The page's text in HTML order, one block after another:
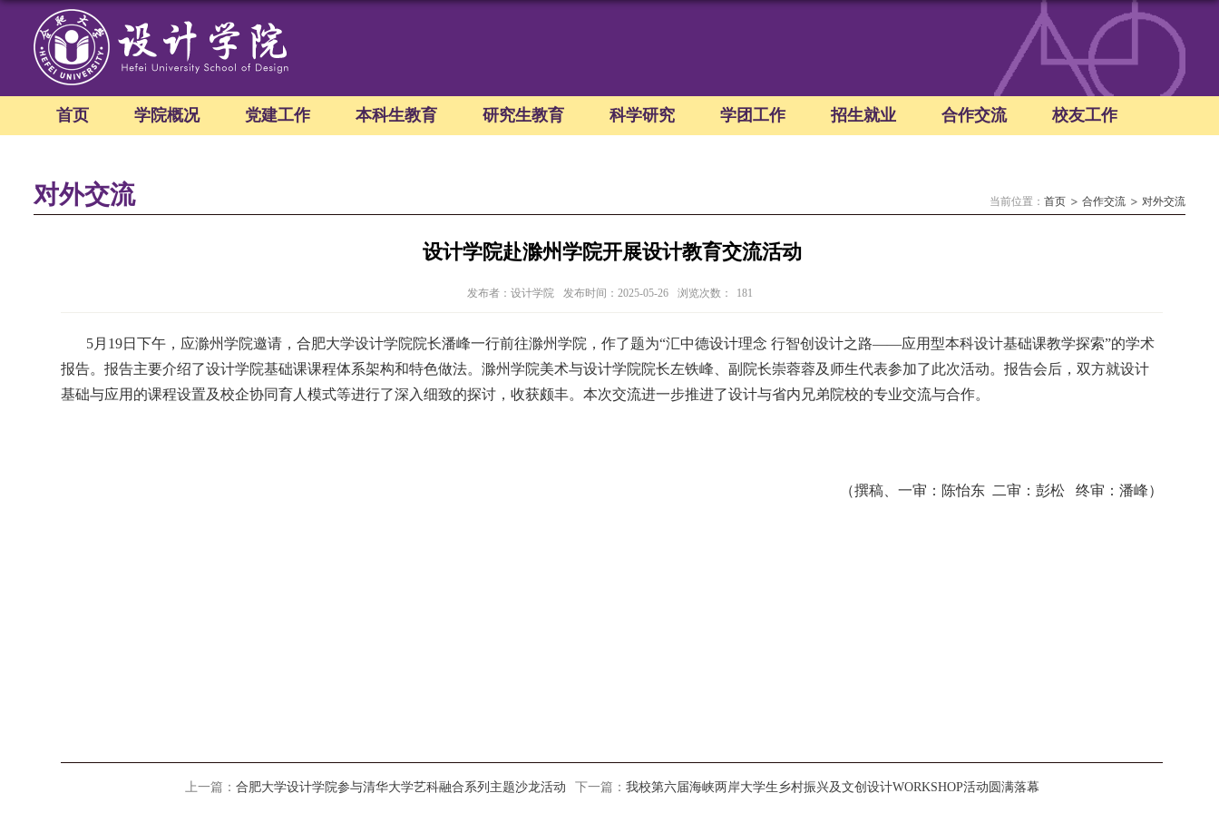
首页 学院概况 党建工作 本科生教育 研究生教育 科学研究 学团工作 招生就业 合作交流 校友工作
对外交流 当前位置： 首页 合作交流 对外交流
设计学院赴滁州学院开展设计教育交流活动
发布者：设计学院 发布时间：2025-05-26 浏览次数： 181
5月 19日下午，应滁州学院邀请，合肥大学设计学院院长潘峰一行前往滁州学院，作了题为“汇中德设计理念 行智创设计之路——应用型本科设计基础课教学探索”的学术
报告。报告主要介绍了设计学院基础课课程体系架构和特色做法。 滁州学院美术与设计学院院长左铁峰、副院长崇蓉蓉及师生代表参加了此次活动。报告会后，双方就设计
基础与应用的课程设置及校企协同育人模式等进行了深入细致的探讨，收获颇丰。 本次交流进一步推进了设计与省内兄弟院校的专业交流与合作。
（撰稿、一审：陈怡东 二审：彭松 终审：潘峰）
上一篇： 合肥大学设计学院参与清华大学艺科融合系列主题沙龙活动 下一篇： 我校第六届海峡两岸大学生乡村振兴及文创设计WORKSHOP活动圆满落幕